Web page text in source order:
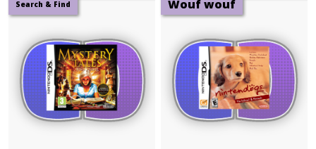
Search & Find Wouf wouf